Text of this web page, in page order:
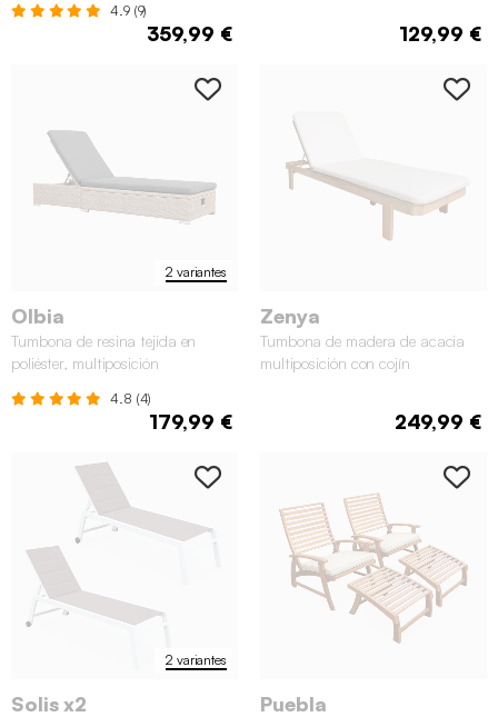
4.9 (9)
359,99 € 129,99 €
2 variantes
Olbia
Tumbona de resina tejida en
poliéster, multiposición
4.8 (4)
179,99 €
Zenya
Tumbona de madera de acacia
multiposición con cojín
249,99 €
2 variantes
Solis x2 Puebla